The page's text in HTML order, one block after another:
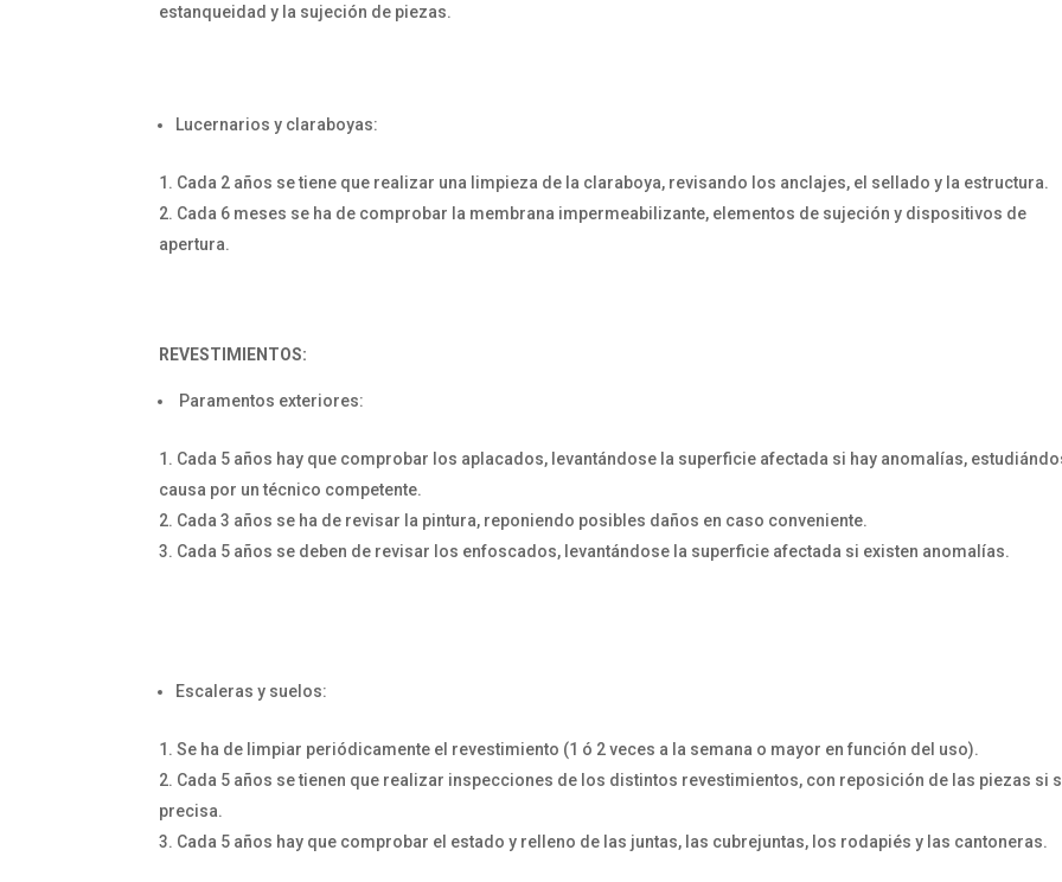
estanqueidad y la sujeción de piezas.
Lucernarios y claraboyas:
Cada 2 años se tiene que realizar una limpieza de la claraboya, revisando los anclajes, el sellado y la estructura.
Cada 6 meses se ha de comprobar la membrana impermeabilizante, elementos de sujeción y dispositivos de
apertura.
REVESTIMIENTOS:
Paramentos exteriores:
Cada 5 años hay que comprobar los aplacados, levantándose la superficie afectada si hay anomalías,
causa por un técnico competente.
Cada 3 años se ha de revisar la pintura, reponiendo posibles daños en caso conveniente.
Cada 5 años se deben de revisar los enfoscados, levantándose la superficie afectada si existen anomalías.
Escaleras y suelos:
Se ha de limpiar periódicamente el revestimiento (1 ó 2 veces a la semana o mayor en función del uso).
Cada 5 años se tienen que realizar inspecciones de los distintos revestimientos, con reposición de las piezas si
precisa.
Cada 5 años hay que comprobar el estado y relleno de las juntas, las cubrejuntas, los rodapiés y las cantoneras.